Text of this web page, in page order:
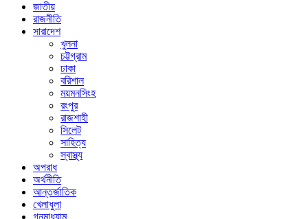
জাতীয়
রাজনীতি
সারাদেশ
খুলনা
চট্টগ্রাম
ঢাকা
বরিশাল
ময়মনসিংহ
রংপুর
রাজশাহী
সিলেট
সাহিত্য
স্বাস্থ্য
অপরাধ
অর্থনীতি
আন্তর্জাতিক
খেলাধুলা
গনমাধ্যাম